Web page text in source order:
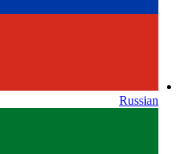
Russian